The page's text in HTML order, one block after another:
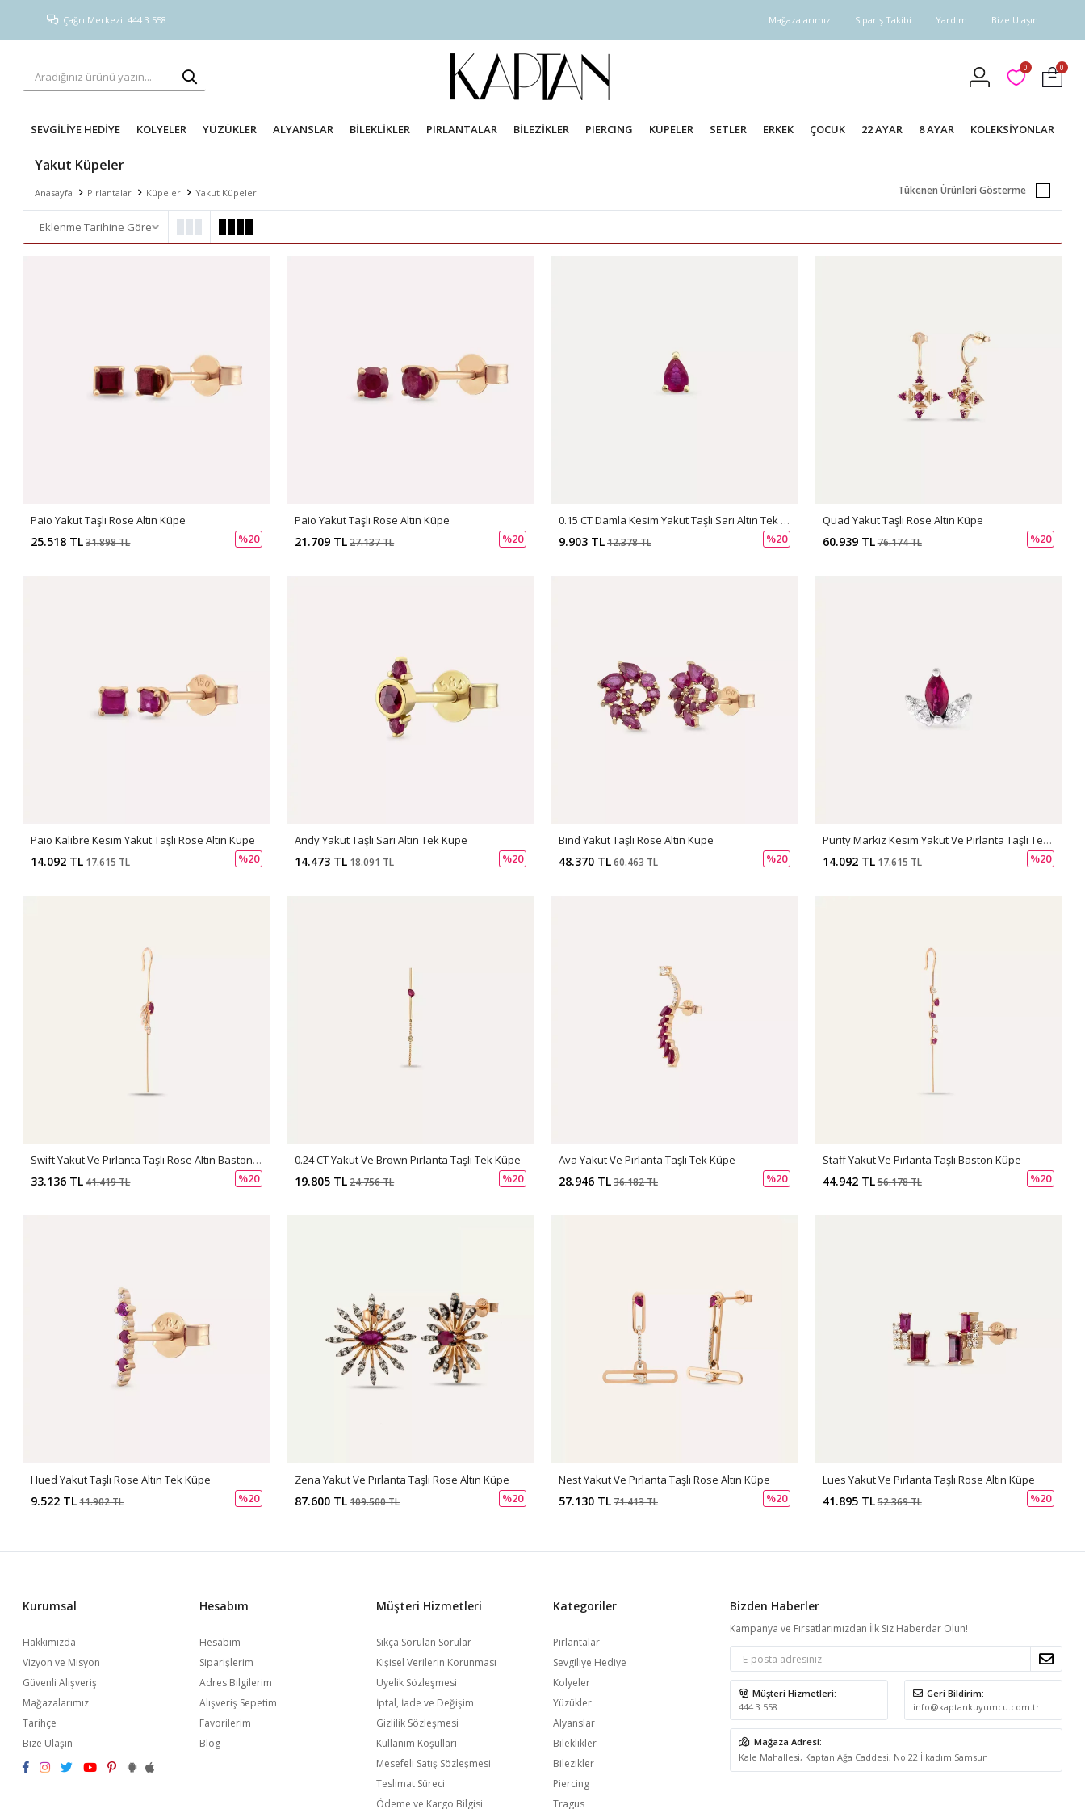
Çağrı Merkezi: 444 3 558 Mağazalarımız Sipariş Takibi Yardım Bize Ulaşın
0 0
SEVGİLİYE HEDİYE KOLYELER YÜZÜKLER ALYANSLAR BİLEKLİKLER PIRLANTALAR BİLEZİKLER PIERCING KÜPELER SETLER ERKEK ÇOCUK 22 AYAR 8 AYAR KOLEKSİYONLAR
Yakut Küpeler
Anasayfa Pırlantalar Küpeler Yakut Küpeler Tükenen Ürünleri Gösterme
Paio Yakut Taşlı Rose Altın Küpe
25.518 TL 31.898 TL %20
Paio Yakut Taşlı Rose Altın Küpe
21.709 TL27.137 TL %20
0.15 CT Damla Kesim Yakut Taşlı Sarı Altın Tek Küpe
9.903 TL12.378 TL %20
Quad Yakut Taşlı Rose Altın Küpe
60.939 TL76.174 TL %20
Paio Kalibre Kesim Yakut Taşlı Rose Altın Küpe
14.092 TL 17.615 TL %20
Andy Yakut Taşlı Sarı Altın Tek Küpe
14.473 TL18.091 TL %20
Bind Yakut Taşlı Rose Altın Küpe
48.370 TL60.463 TL %20
Purity Markiz Kesim Yakut Ve Pırlanta Taşlı Tek Küpe
14.092 TL17.615 TL %20
Swift Yakut Ve Pırlanta Taşlı Rose Altın Baston Küpe
33.136 TL 41.419 TL %20
0.24 CT Yakut Ve Brown Pırlanta Taşlı Tek Küpe
19.805 TL24.756 TL %20
Ava Yakut Ve Pırlanta Taşlı Tek Küpe
28.946 TL36.182 TL %20
Staff Yakut Ve Pırlanta Taşlı Baston Küpe
44.942 TL56.178 TL %20
Hued Yakut Taşlı Rose Altın Tek Küpe
9.522 TL 11.902 TL %20
Zena Yakut Ve Pırlanta Taşlı Rose Altın Küpe
87.600 TL109.500 TL %20
Nest Yakut Ve Pırlanta Taşlı Rose Altın Küpe
57.130 TL71.413 TL %20
Lues Yakut Ve Pırlanta Taşlı Rose Altın Küpe
41.895 TL52.369 TL %20
Kurumsal
Hakkımızda
Vizyon ve Misyon
Güvenli Alışveriş
Mağazalarımız
Tarihçe
Bize Ulaşın
Hesabım
Hesabım
Siparişlerim
Adres Bilgilerim
Alışveriş Sepetim
Favorilerim
Blog
Müşteri Hizmetleri
Sıkça Sorulan Sorular
Kişisel Verilerin Korunması
Üyelik Sözleşmesi
İptal, İade ve Değişim
Gizlilik Sözleşmesi
Kullanım Koşulları
Mesefeli Satış Sözleşmesi
Teslimat Süreci
Ödeme ve Kargo Bilgisi
Kategoriler
Pırlantalar
Sevgiliye Hediye
Kolyeler
Yüzükler
Alyanslar
Bileklikler
Bilezikler
Piercing
Tragus
Bizden Haberler
Kampanya ve Fırsatlarımızdan İlk Siz Haberdar Olun!
Müşteri Hizmetleri:
444 3 558
Geri Bildirim:
info@kaptankuyumcu.com.tr
Mağaza Adresi:
Kale Mahallesi, Kaptan Ağa Caddesi, No:22 İlkadım Samsun